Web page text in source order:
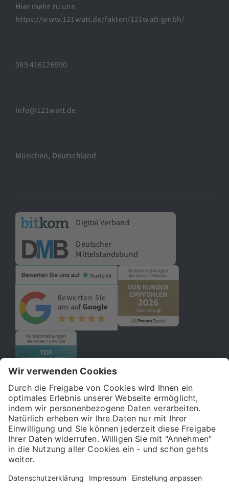
Hier mehr zu uns
https://www.121watt.de/fakten/121watt-gmbh/
089 416126990
info@121watt.de
München, Deutschland
Digital Verband
Deutscher
Mittelstandsbund
© 2026 121WATT GmbH
Über uns
Allgemeine Geschäftsbedingungen